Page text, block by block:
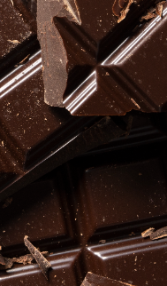
И Жирной Пищи
Климата
Для Интерьера